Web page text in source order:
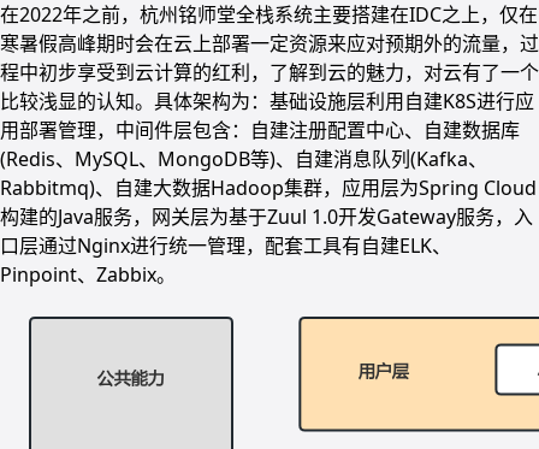
在2022年之前，杭州铭师堂全栈系统主要搭建在IDC之上，仅在
寒暑假高峰期时会在云上部署一定资源来应对预期外的流量，过
程中初步享受到云计算的红利，了解到云的魅力，对云有了一个
比较浅显的认知。具体架构为：基础设施层利用自建K8S进行应
用部署管理，中间件层包含：自建注册配置中心、自建数据库
(Redis、MySQL、MongoDB等)、自建消息队列(Kafka、
Rabbitmq)、自建大数据Hadoop集群，应用层为Spring Cloud
构建的Java服务，网关层为基于Zuul 1.0开发Gateway服务，入
口层通过Nginx进行统一管理，配套工具有自建ELK、
Pinpoint、Zabbix。